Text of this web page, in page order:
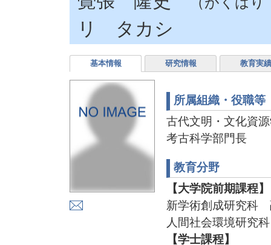
リ タカシ
基本情報 研究情報 教育実績
所属組織・役職等
古代文明・文化資
考古科学部門長
教育分野
【大学院前期課程】
新学術創成研究科
人間社会環境研究
【学士課程】